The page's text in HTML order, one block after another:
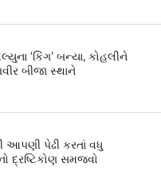
‘કિંગ’ બન્યા, કોહલીને
બીજા સ્થાને
પેઢી કરતાં વધુ
દ્રષ્ટિકોણ સમજવો